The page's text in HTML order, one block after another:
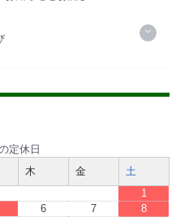
定休日
木 金
土
1
6 7
8